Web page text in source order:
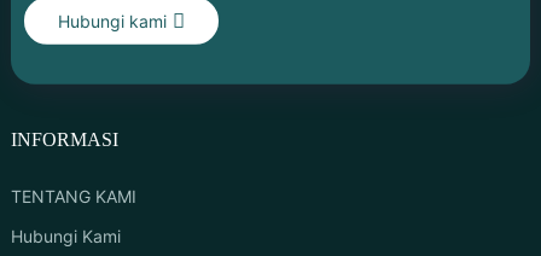
Hubungi kami
INFORMASI
TENTANG KAMI
Hubungi Kami